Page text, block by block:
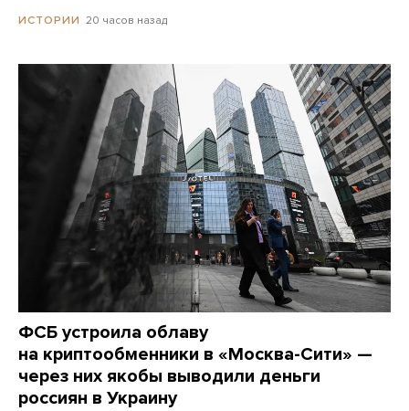
ИСТОРИИ 20 часов назад
ФСБ устроила облаву
на криптообменники в «Москва-Сити» —
через них якобы выводили деньги
россиян в Украину